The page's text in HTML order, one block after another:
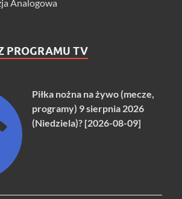
Analogowa
PROGRAMU TV
Piłka nożna na żywo (mecze,
programy) 9 sierpnia 2026
(Niedziela)? [2026-08-09]